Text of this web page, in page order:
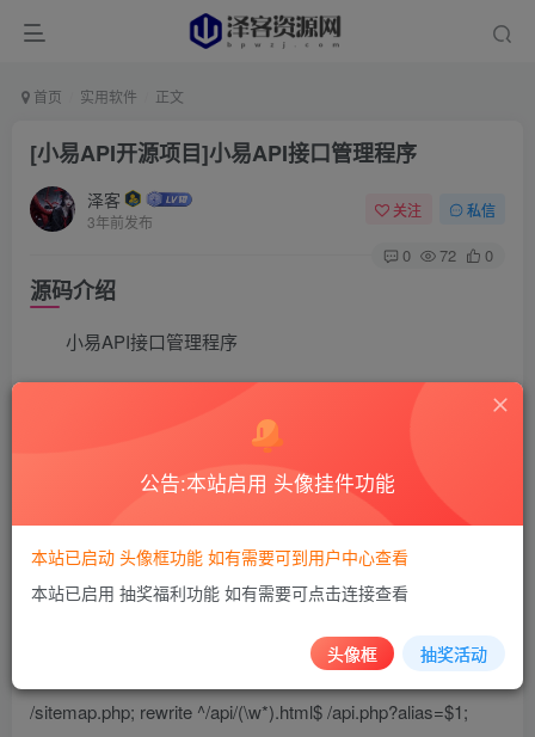
首页 实用软件 正文
[小易API开源项目]小易API接口管理程序
泽客
3年前发布
关注 私信
0 72 0
源码介绍
小易API接口管理程序
使用说明 00后学生,业余编写而成 参考(授权程序或各类程序
编写集成) 本系统不支持在线更新请下载全新安装包 附带两
套模板 (可自行根据已有模板开发模板) 附带三套本地接口
基于PHP原生，EasyWeb框架
安装教程 上传安装包解压配置 访问域名直接安装 nginx伪静
态 (其他环境伪静态 宝塔工具自行转换) 伪静态设置 location
/ { rewrite ^/index.html$ /index.php; rewrite ^/sitemap.xml$
/sitemap.php; rewrite ^/api/(\w*).html$ /api.php?alias=$1;
公告:本站启用 头像挂件功能
本站已启动 头像框功能 如有需要可到用户中心查看
本站已启用 抽奖福利功能 如有需要可点击连接查看
头像框 抽奖活动